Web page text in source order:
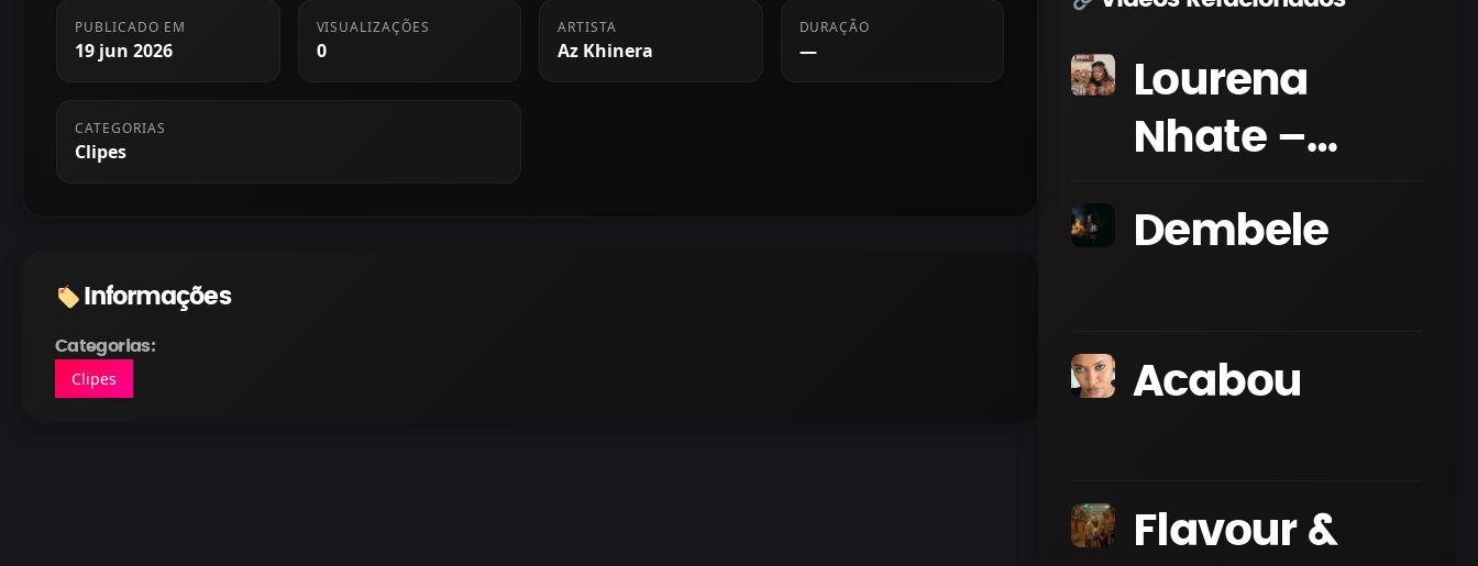
PUBLICADO EM
19 jun 2026
VISUALIZAÇÕES
0
ARTISTA
Az Khinera
DURAÇÃO
—
CATEGORIAS
Clipes
Informações
Categorias:
Clipes
Lourena
Nhate –
nkata (
)
Dembele
Acabou
Flavour &